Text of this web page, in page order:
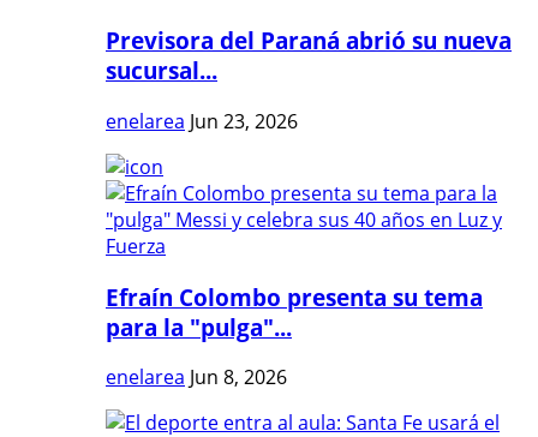
Previsora del Paraná abrió su nueva
sucursal...
enelarea Jun 23, 2026
Efraín Colombo presenta su tema
para la "pulga"...
enelarea Jun 8, 2026